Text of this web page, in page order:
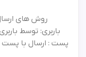
روش های
باربری: توسط
پست : ارسال با پست